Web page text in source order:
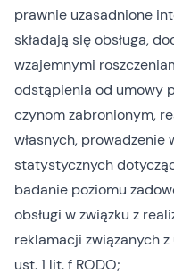
prawnie uzasadnione
składają się obsługa,
wzajemnymi
odstąpienia od umowy
czynom zabronionym,
własnych,
statystycznych
badanie poziomu
obsługi w związku z
reklamacji związanych
ust. 1 lit. f RODO;